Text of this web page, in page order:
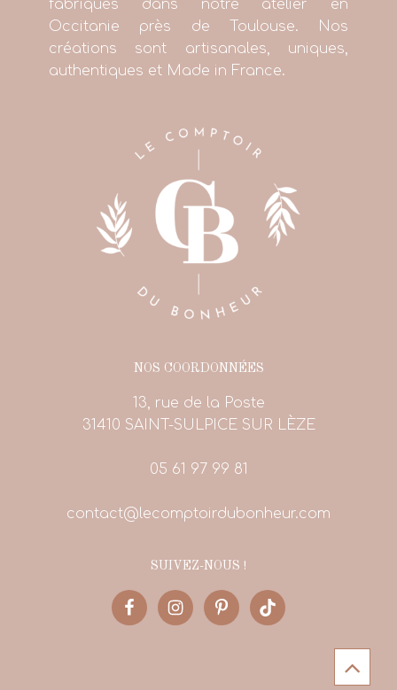
fabriqués dans notre atelier en
Occitanie près de Toulouse. Nos
créations sont artisanales, uniques,
authentiques et Made in France.
NOS COORDONNÉES
13, rue de la Poste
31410 SAINT-SULPICE SUR LÈZE
05 61 97 99 81
contact@lecomptoirdubonheur.com
SUIVEZ-NOUS !